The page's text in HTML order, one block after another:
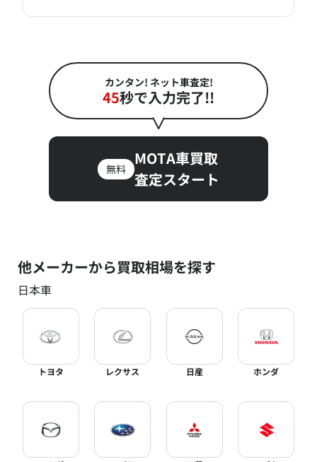
カンタン! ネット車査定!
45秒で入力完了!!
無料
MOTA車買取
査定スタート
他メーカーから買取相場を探す
日本車
トヨタ レクサス 日産 ホンダ